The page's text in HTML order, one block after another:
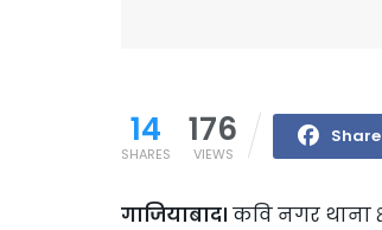
14
SHARES
176
VIEWS
गाजियाबाद। कवि नगर थाना